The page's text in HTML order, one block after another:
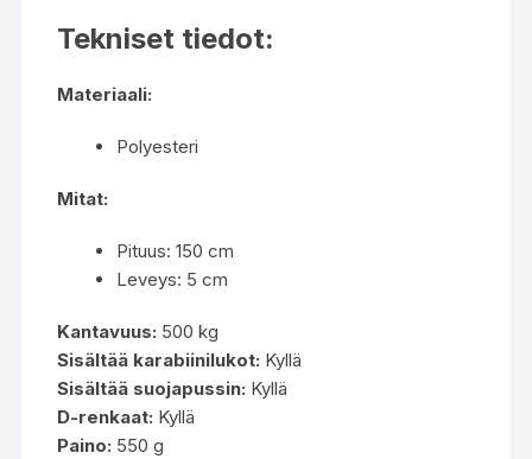
Tekniset tiedot:
Materiaali:
Polyesteri
Mitat:
Pituus: 150 cm
Leveys: 5 cm
Kantavuus: 500 kg
Sisältää karabiinilukot: Kyllä
Sisältää suojapussin: Kyllä
D-renkaat: Kyllä
Paino: 550 g